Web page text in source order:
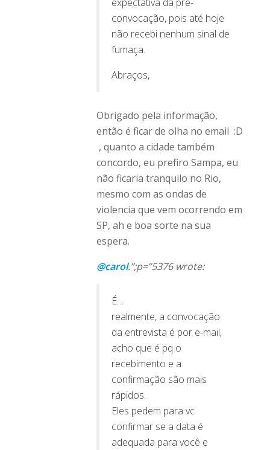
convocação, pois até hoje
não recebi nenhum sinal de
fumaça.
Abraços,
Obrigado pela informação,
então é ficar de olha no email :D
, quanto a cidade também
concordo, eu prefiro Sampa, eu
não ficaria tranquilo no Rio,
mesmo com as ondas de
violencia que vem ocorrendo em
SP, ah e boa sorte na sua
espera.
@carol.”;p=”5376 wrote:
É…
realmente, a convocação
da entrevista é por e-mail,
acho que é pq o
recebimento e a
confirmação são mais
rápidos.
Eles pedem para vc
confirmar se a data é
adequada para você e